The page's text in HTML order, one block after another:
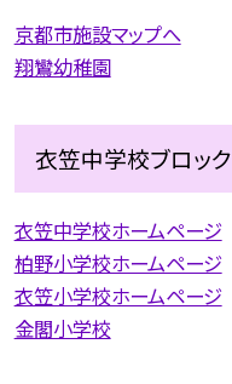
京都市施設マップへ
翔鸞幼稚園
衣笠中学校ブロック
衣笠中学校ホームページ
柏野小学校ホームページ
衣笠小学校ホームページ
金閣小学校